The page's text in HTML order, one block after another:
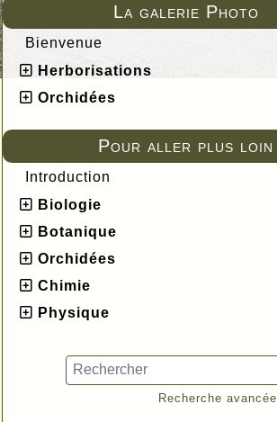
La galerie Photo
Bienvenue
Herborisations
Orchidées
Pour aller plus loin
Introduction
Biologie
Botanique
Orchidées
Chimie
Physique
Recherche avancée